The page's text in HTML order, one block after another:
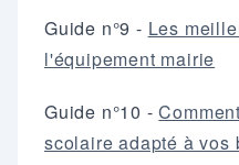
Guide n°9 - Les
l'équipement mairie
Guide n°10 -
scolaire adapté à vos